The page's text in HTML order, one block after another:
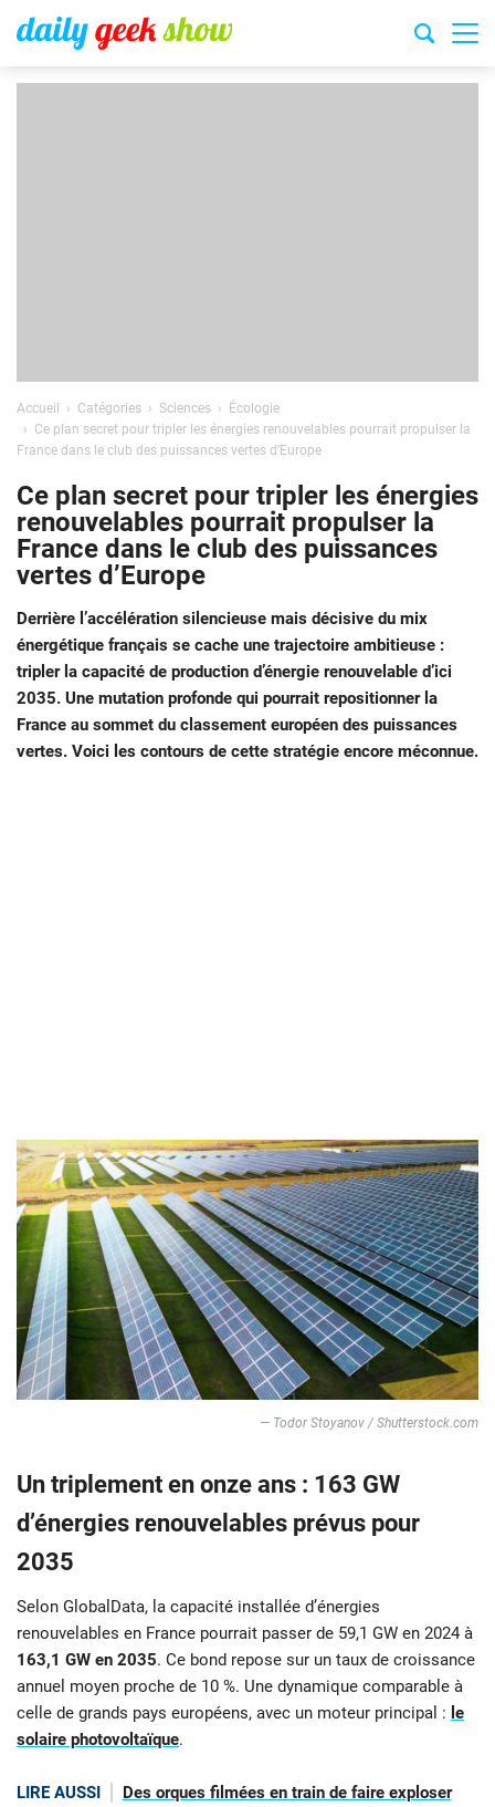
Accueil Catégories Sciences
Écologie
Ce plan secret pour tripler les énergies renouvelables pourrait propulser la
France dans le club des puissances vertes d’Europe
Ce plan secret pour tripler les énergies
renouvelables pourrait propulser la
France dans le club des puissances
vertes d’Europe
Derrière l’accélération silencieuse mais décisive du mix
énergétique français se cache une trajectoire ambitieuse :
tripler la capacité de production d’énergie renouvelable d’ici
2035. Une mutation profonde qui pourrait repositionner la
France au sommet du classement européen des puissances
vertes. Voici les contours de cette stratégie encore méconnue.
— Todor Stoyanov / Shutterstock.com
Un triplement en onze ans : 163 GW
d’énergies renouvelables prévus pour
2035
Selon GlobalData, la capacité installée d’énergies
renouvelables en France pourrait passer de 59,1 GW en 2024 à
163,1 GW en 2035. Ce bond repose sur un taux de croissance
annuel moyen proche de 10 %. Une dynamique comparable à
celle de grands pays européens, avec un moteur principal : le
solaire photovoltaïque.
LIRE AUSSI
Des orques filmées en train de faire exploser